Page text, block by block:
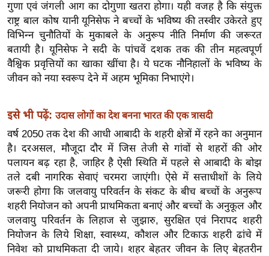
ऑ
टो
व
र्ल्ड
न्यू
फ
म
नो
रं
ज
न
ज
ग
त
गुणा एवं जंगली आग का दोगुणा खतरा होगा। यही वजह है कि संयुक्त
राष्ट्र बाल कोष यानी यूनिसेफ ने बच्चों के भविष्य की तस्वीर उकेरते हुए
विभिन्न चुनौतियों के मुकाबले के अनुरूप नीति निर्माण की जरूरत
बतायी है। यूनिसेफ ने सदी के पांचवें दशक तक की तीन महत्वपूर्ण
वैश्विक प्रवृत्तियों का खाका खींचा है। ये घटक नौनिहालों के भविष्य के
जीवन को नया स्वरूप देने में अहम भूमिका निभाएंगे।
इसे भी पढ़ें: उदास लोगों का देश बनना भारत की एक त्रासदी
वर्ष 2050 तक देश की आधी आबादी के शहरी क्षेत्रों में रहने का अनुमान
है। दरअसल, मौजूदा दौर में जिस तेजी से गांवों से शहरों की ओर
पलायन बढ़ रहा है, जाहिर है ऐसी स्थिति में पहले से आबादी के बोझ
तले दबी नागरिक सेवाएं चरमरा जाएंगी। ऐसे में सत्ताधीशों के लिये
जरूरी होगा कि जलवायु परिवर्तन के संकट के बीच बच्चों के अनुरूप
शहरी नियोजन को अपनी प्राथमिकता बनाएं और बच्चों के अनुकूल और
जलवायु परिवर्तन के लिहाज से जुझारु, सुरक्षित एवं निरापद शहरी
नियोजन के लिये शिक्षा, स्वास्थ्य, कौशल और टिकाऊ शहरी ढांचे में
निवेश को प्राथमिकता दी जाये। शहर बेहतर जीवन के लिए बेहतरीन